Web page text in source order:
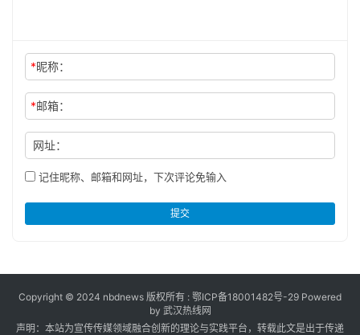
*昵称：
*邮箱：
网址：
记住昵称、邮箱和网址，下次评论免输入
提交
Copyright © 2024 nbdnews 版权所有 : 鄂ICP备18001482号-29 Powered
by 武汉热线网
声明：本站为宣传传媒领域融合创新的理论与实践平台，转载此文是出于传递